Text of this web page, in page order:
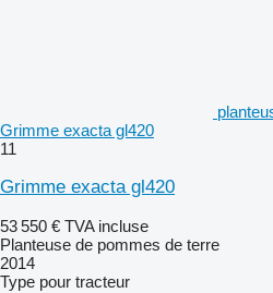
Grimme exacta gl420
11
Grimme exacta gl420
53 550 € TVA incluse
Planteuse de pommes de terre
2014
Type pour tracteur